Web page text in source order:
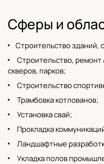
Сферы и
Строительство зданий,
Строительство, ремонт
скверов, парков;
Строительство
Трамбовка котлованов;
Установка свай;
Прокладка
Ландшафтные
Укладка полов